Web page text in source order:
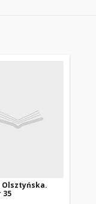
Olsztyńska.
35